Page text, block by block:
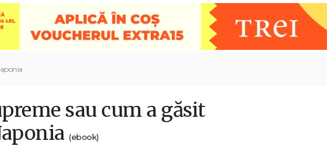
sau cum a găsit
(ebook)